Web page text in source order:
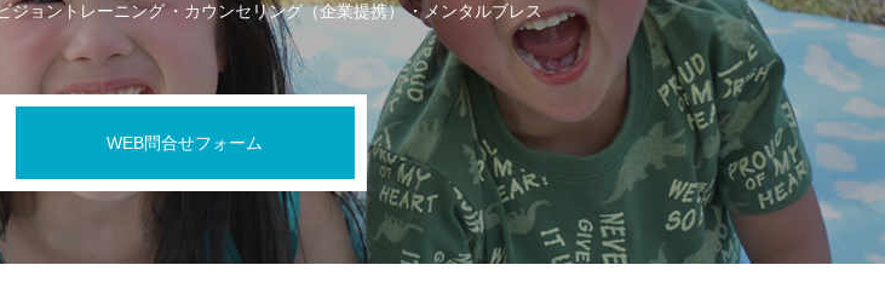
ジョントレーニング カウンセリング（企業提携） メンタルブレス
WEB問合せフォーム